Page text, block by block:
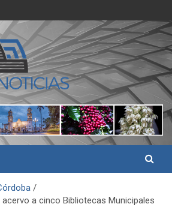
y al región
a cinco Bibliotecas Municipales